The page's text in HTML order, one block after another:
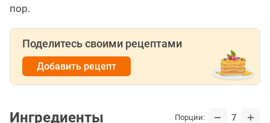
пор.
Поделитесь своими рецептами
Добавить рецепт
Ингредиенты Порции: 7